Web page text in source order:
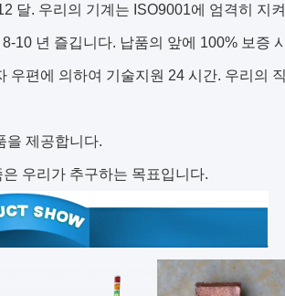
달. 우리의 기계는 ISO9001에 엄격히 지
10 년 즐깁니다. 납품의 앞에 100% 보증
우편에 의하여 기술지원 24 시간. 우리의
을 제공합니다.
우리가 추구하는 목표입니다.